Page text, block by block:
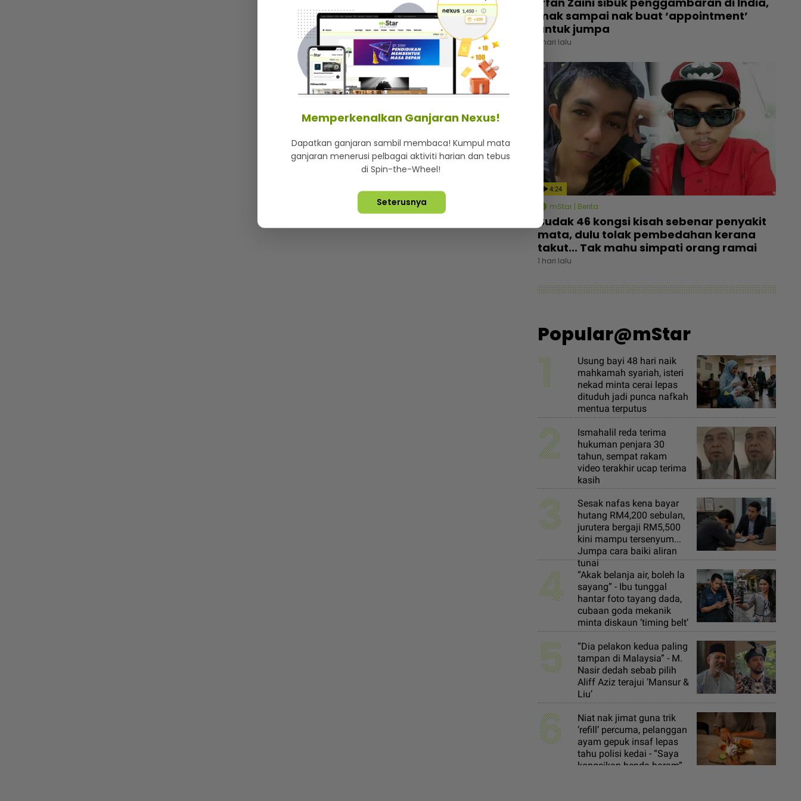
mak sampai nak buat ‘appointment’
untuk jumpa
1 hari lalu
4:24
mStar | Berita
Budak 46 kongsi kisah sebenar penyakit
mata, dulu tolak pembedahan kerana
takut... Tak mahu simpati orang ramai
1 hari lalu
Popular@mStar
1
Usung bayi 48 hari naik
mahkamah syariah, isteri
nekad minta cerai lepas
dituduh jadi punca nafkah
mentua terputus
2
Ismahalil reda terima
hukuman penjara 30
tahun, sempat rakam
video terakhir ucap terima
kasih
3
Sesak nafas kena bayar
hutang RM4,200 sebulan,
jurutera bergaji RM5,500
kini mampu tersenyum...
Jumpa cara baiki aliran
tunai
4
“Akak belanja air, boleh la
sayang” - Ibu tunggal
hantar foto tayang dada,
cubaan goda mekanik
minta diskaun ‘timing belt’
5
“Dia pelakon kedua paling
tampan di Malaysia” - M.
Nasir dedah sebab pilih
Aliff Aziz terajui ‘Mansur &
Liu’
6
Niat nak jimat guna trik
‘refill’ percuma, pelanggan
ayam gepuk insaf lepas
tahu polisi kedai - “Saya
kongsikan benda haram”
Memperkenalkan Ganjaran Nexus!
Dapatkan ganjaran sambil membaca! Kumpul mata
ganjaran menerusi pelbagai aktiviti harian dan tebus
di Spin-the-Wheel!
Seterusnya